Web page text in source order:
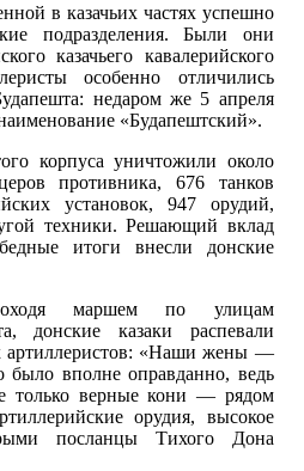
в казачьих частях успешно
подразделения. Были они
казачьего кавалерийского
особенно отличились
недаром же 5 апреля
«Будапештский».
корпуса уничтожили около
противника, 676 танков
установок, 947 орудий,
техники. Решающий вклад
итоги внесли донские
маршем по улицам
донские казаки распевали
артиллеристов: «Наши жены —
вполне оправданно, ведь
только верные кони — рядом
орудия, высокое
посланцы Тихого Дона